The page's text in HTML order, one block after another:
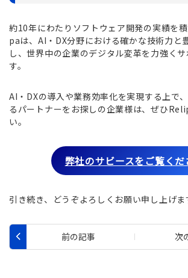
約10年にわたりソフトウェア開発の実績を
paは、AI・DX分野における確かな技術力と
し、世界中の企業のデジタル変革を力強く
す。
AI・DXの導入や業務効率化を実現する上で
るパートナーをお探しの企業様は、ぜひ
い。
弊社のサビースをご覧くだ
引き続き、どうぞよろしくお願い申し上げま